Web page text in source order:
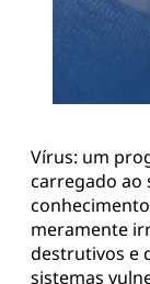
Vírus: um
carregado ao
meramente
destrutivos e
sistemas